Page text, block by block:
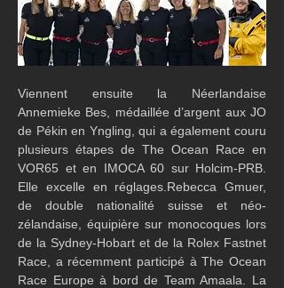
Viennent ensuite la Néerlandaise
Annemieke Bes, médaillée d’argent aux JO
de Pékin en Yngling, qui a également couru
plusieurs étapes de The Ocean Race en
VOR65 et en IMOCA 60 sur Holcim-PRB.
Elle excelle en réglages.Rebecca Gmuer,
de double nationalité suisse et néo-
zélandaise, équipière sur monocoques lors
de la Sydney-Hobart et de la Rolex Fastnet
Race, a récemment participé à The Ocean
Race Europe à bord de Team Amaala. La